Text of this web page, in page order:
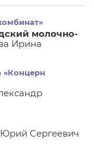
молочно-
Ирина
«Концерн
Сергеевич